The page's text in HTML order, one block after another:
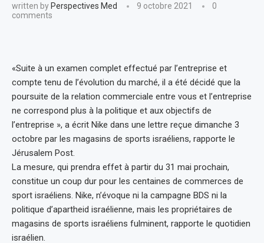
written by Perspectives Med 9 octobre 2021
0
comments
«Suite à un examen complet effectué par l’entreprise et
compte tenu de l’évolution du marché, il a été décidé que la
poursuite de la relation commerciale entre vous et l’entreprise
ne correspond plus à la politique et aux objectifs de
l’entreprise », a écrit Nike dans une lettre reçue dimanche 3
octobre par les magasins de sports israéliens, rapporte le
Jérusalem Post.
La mesure, qui prendra effet à partir du 31 mai prochain,
constitue un coup dur pour les centaines de commerces de
sport israéliens. Nike, n’évoque ni la campagne BDS ni la
politique d’apartheid israélienne, mais les propriétaires de
magasins de sports israéliens fulminent, rapporte le quotidien
israélien.